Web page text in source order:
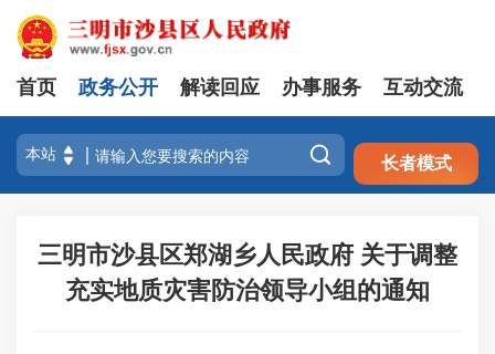
注册 登录
首页 政务公开 解读回应 办事服务 互动交流
 长者模式
三明市沙县区郑湖乡人民政府 关于调整
充实地质灾害防治领导小组的通知